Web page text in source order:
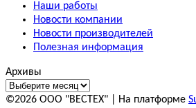
Наши работы
Новости компании
Новости производителей
Полезная информация
Архивы
©2026 ООО "ВЕСТЕХ" | На платформе